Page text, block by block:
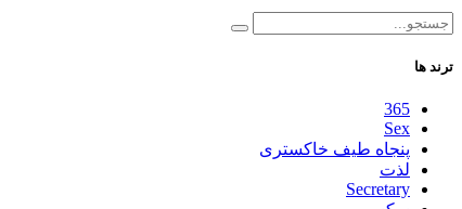
ترند ها
365
Sex
پنجاه طیف خاکستری
لذت
Secretary